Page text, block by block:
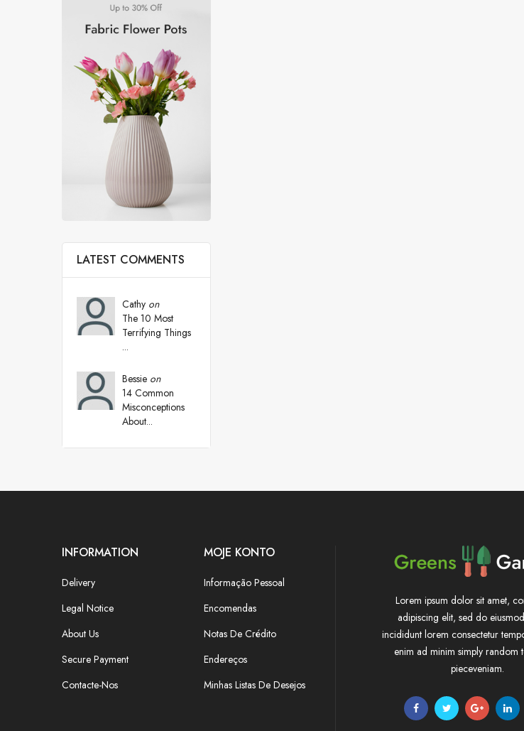
LATEST COMMENTS
Cathy on
The 10 Most
Terrifying Things
...
Bessie on
14 Common
Misconceptions
About...
INFORMATION
Delivery
Legal Notice
About Us
Secure Payment
Contacte-Nos
MOJE KONTO
Informação Pessoal
Encomendas
Notas De Crédito
Endereços
Minhas Listas De Desejos
Lorem ipsum dolor sit amet,
adipiscing elit, sed do
incididunt lorem consectetur
enim ad minim simply random
pieceveniam.